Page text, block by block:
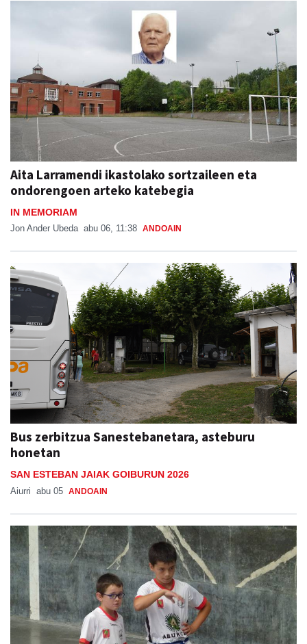
Aita Larramendi ikastolako sortzaileen eta
ondorengoen arteko katebegia
IN MEMORIAM
Jon Ander Ubeda abu 06, 11:38 ANDOAIN
Bus zerbitzua Sanestebanetara, asteburu
honetan
SAN ESTEBAN JAIAK GOIBURUN 2026
Aiurri abu 05 ANDOAIN